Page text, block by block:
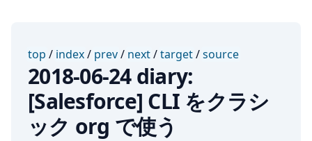
top / index/ prev/ next/target/source
2018-06-24 diary:
[Salesforce] CLI をクラシ
ック org で使う